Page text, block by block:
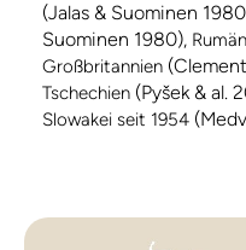
(Jalas & Suominen
Suominen 1980),
Großbritannien
Tschechien (Pyšek & al.
Slowakei seit 1954